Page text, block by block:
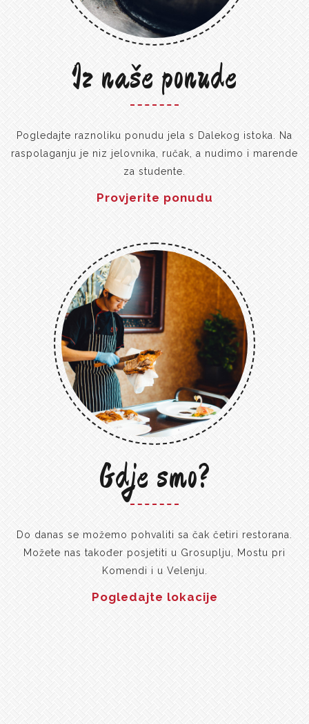
Iz naše ponude
Pogledajte raznoliku ponudu jela s Dalekog istoka. Na
raspolaganju je niz jelovnika, ručak, a nudimo i marende
za studente.
Provjerite ponudu
Gdje smo?
Do danas se možemo pohvaliti sa čak četiri restorana.
Možete nas također posjetiti u Grosuplju, Mostu pri
Komendi i u Velenju.
Pogledajte lokacije